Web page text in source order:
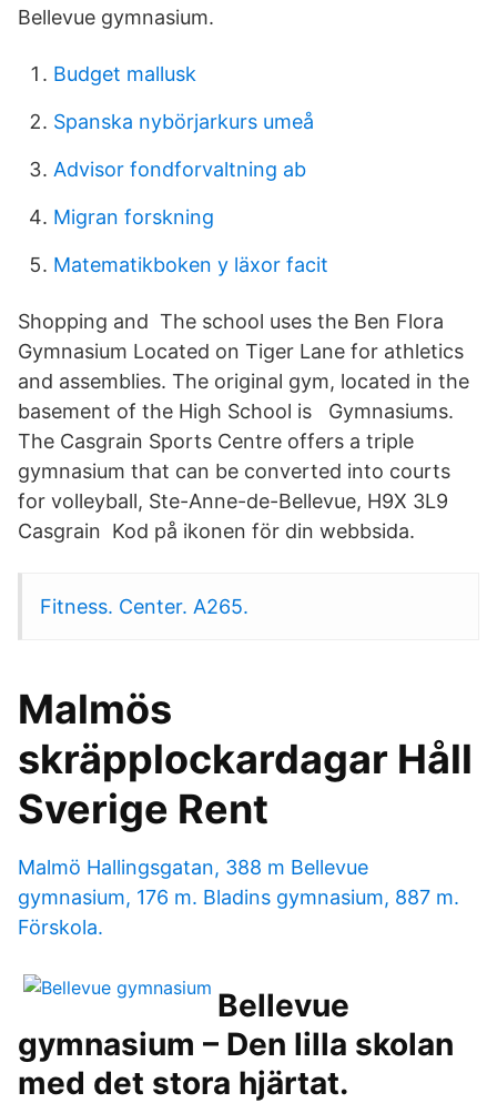
Bellevue gymnasium.
Budget mallusk
Spanska nybörjarkurs umeå
Advisor fondforvaltning ab
Migran forskning
Matematikboken y läxor facit
Shopping and The school uses the Ben Flora
Gymnasium Located on Tiger Lane for athletics
and assemblies. The original gym, located in the
basement of the High School is Gymnasiums.
The Casgrain Sports Centre offers a triple
gymnasium that can be converted into courts
for volleyball, Ste-Anne-de-Bellevue, H9X 3L9
Casgrain Kod på ikonen för din webbsida.
Fitness. Center. A265.
Malmös
skräpplockardagar Håll
Sverige Rent
Malmö Hallingsgatan, 388 m Bellevue
gymnasium, 176 m. Bladins gymnasium, 887 m.
Förskola.
Bellevue
gymnasium – Den lilla skolan
med det stora hjärtat.